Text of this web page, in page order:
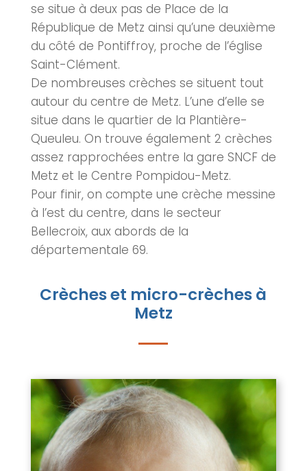
se situe à deux pas de Place de la
République de Metz ainsi qu’une deuxième
du côté de Pontiffroy, proche de l’église
Saint-Clément.
De nombreuses crèches se situent tout
autour du centre de Metz. L’une d’elle se
situe dans le quartier de la Plantière-
Queuleu. On trouve également 2 crèches
assez rapprochées entre la gare SNCF de
Metz et le Centre Pompidou-Metz.
Pour finir, on compte une crèche messine
à l’est du centre, dans le secteur
Bellecroix, aux abords de la
départementale 69.
Crèches et micro-crèches à
Metz